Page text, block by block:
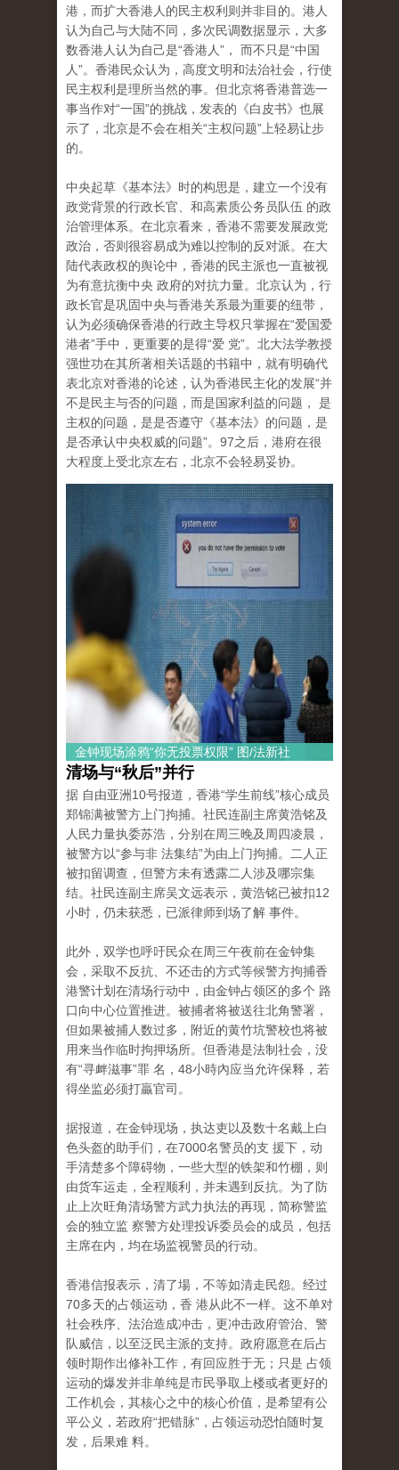
港，而扩大香港人的民主权利则并非目的。港人
认为自己与大陆不同，多次民调数据显示，大多
数香港人认为自己是“香港人”， 而不只是“中国
人”。香港民众认为，高度文明和法治社会，行使
民主权利是理所当然的事。但北京将香港普选一
事当作对“一国”的挑战，发表的《白皮书》也展
示了，北京是不会在相关“主权问题”上轻易让步
的。
中央起草《基本法》时的构思是，建立一个没有
政党背景的行政长官、和高素质公务员队伍 的政
治管理体系。在北京看来，香港不需要发展政党
政治，否则很容易成为难以控制的反对派。在大
陆代表政权的舆论中，香港的民主派也一直被视
为有意抗衡中央 政府的对抗力量。北京认为，行
政长官是巩固中央与香港关系最为重要的纽带，
认为必须确保香港的行政主导权只掌握在“爱国爱
港者”手中，更重要的是得“爱 党”。北大法学教授
强世功在其所著相关话题的书籍中，就有明确代
表北京对香港的论述，认为香港民主化的发展“并
不是民主与否的问题，而是国家利益的问题， 是
主权的问题，是是否遵守《基本法》的问题，是
是否承认中央权威的问题”。97之后，港府在很
大程度上受北京左右，北京不会轻易妥协。
金钟现场涂鸦“你无投票权限” 图/法新社
清场与“秋后”并行
据 自由亚洲10号报道，香港“学生前线”核心成员
郑锦满被警方上门拘捕。社民连副主席黄浩铭及
人民力量执委苏浩，分别在周三晚及周四凌晨，
被警方以“参与非 法集结”为由上门拘捕。二人正
被扣留调查，但警方未有透露二人涉及哪宗集
结。社民连副主席吴文远表示，黄浩铭已被扣12
小时，仍未获悉，已派律师到场了解 事件。
此外，双学也呼吁民众在周三午夜前在金钟集
会，采取不反抗、不还击的方式等候警方拘捕香
港警计划在清场行动中，由金钟占领区的多个 路
口向中心位置推进。被捕者将被送往北角警署，
但如果被捕人数过多，附近的黄竹坑警校也将被
用来当作临时拘押场所。但香港是法制社会，没
有“寻衅滋事”罪 名，48小時內应当允许保释，若
得坐监必须打贏官司。
据报道，在金钟现场，执达吏以及数十名戴上白
色头盔的助手们，在7000名警员的支 援下，动
手清楚多个障碍物，一些大型的铁架和竹棚，则
由货车运走，全程顺利，并未遇到反抗。为了防
止上次旺角清场警方武力执法的再现，简称警监
会的独立监 察警方处理投诉委员会的成员，包括
主席在内，均在场监视警员的行动。
香港信报表示，清了場，不等如清走民怨。经过
70多天的占领运动，香 港从此不一样。这不单对
社会秩序、法治造成冲击，更冲击政府管治、警
队威信，以至泛民主派的支持。政府愿意在后占
领时期作出修补工作，有回应胜于无；只是 占领
运动的爆发并非单纯是市民爭取上楼或者更好的
工作机会，其核心之中的核心价值，是希望有公
平公义，若政府“把错脉”，占领运动恐怕随时复
发，后果难 料。